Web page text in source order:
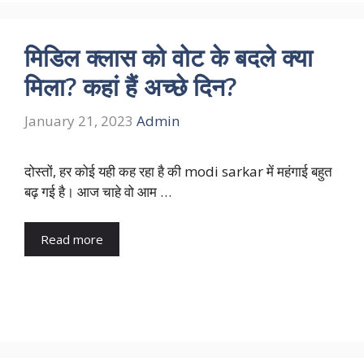
मिडिल क्लास को वोट के बदले क्या
मिला? कहां हैं अच्छे दिन?
January 21, 2023 Admin
दोस्तों, हर कोई यही कह रहा है की modi sarkar में महंगाई बहुत
बढ़ गई है। आज चाहे वो आम …
Read more